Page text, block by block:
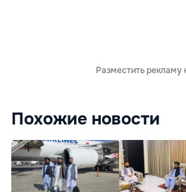
Разместить рекламу
Похожие новости